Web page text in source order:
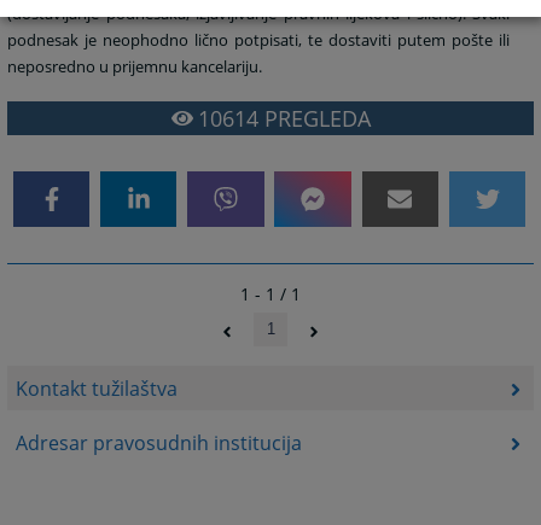
Kontakt tužilaštva
Adresar pravosudnih institucija
(dostavljanje podnesaka, izjavljivanje pravnih lijekova i slično). Svaki
podnesak je neophodno lično potpisati, te dostaviti putem pošte ili
neposredno u prijemnu kancelariju.
10614PREGLEDA
1 - 1 / 1
1